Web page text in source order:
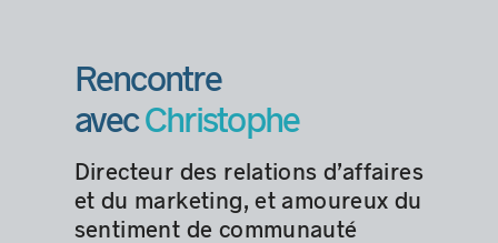
Rencontre
avecChristophe
Directeur des relations d’affaires
et du marketing, et amoureux du
sentiment de communauté